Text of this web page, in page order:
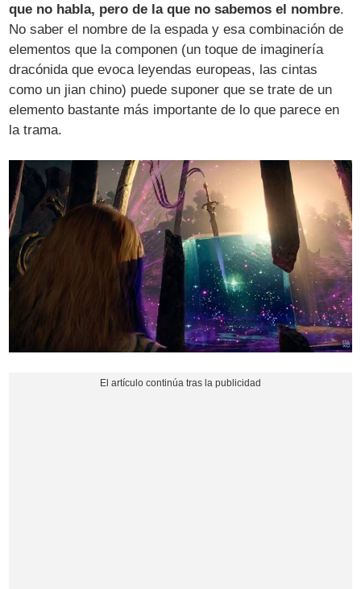
que no habla, pero de la que no sabemos el nombre.
No saber el nombre de la espada y esa combinación de
elementos que la componen (un toque de imaginería
dracónida que evoca leyendas europeas, las cintas
como un jian chino) puede suponer que se trate de un
elemento bastante más importante de lo que parece en
la trama.